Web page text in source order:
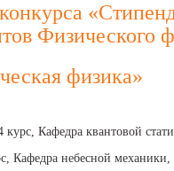
физика»
курс, Кафедра квантовой
Кафедра небесной